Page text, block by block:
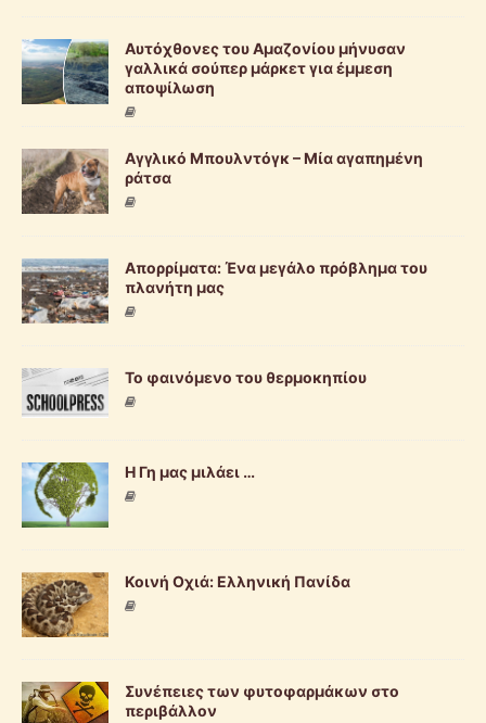
Αυτόχθονες του Αμαζονίου μήνυσαν
γαλλικά σούπερ μάρκετ για έμμεση
αποψίλωση
Αγγλικό Μπουλντόγκ – Μία αγαπημένη
ράτσα
Απορρίματα: Ένα μεγάλο πρόβλημα του
πλανήτη μας
Το φαινόμενο του θερμοκηπίου
Η Γη μας μιλάει …
Κοινή Οχιά: Ελληνική Πανίδα
Συνέπειες των φυτοφαρμάκων στο
περιβάλλον